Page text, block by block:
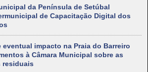
da Península de Setúbal
de Capacitação Digital dos
eventual impacto na Praia do Barreiro
à Câmara Municipal sobre as
residuais